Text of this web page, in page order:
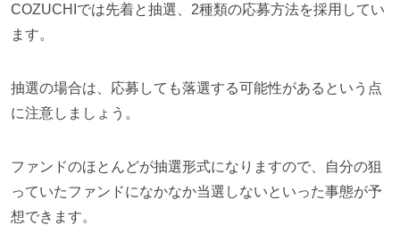
COZUCHIでは先着と抽選、2種類の応募方法を採用してい
ます。
抽選の場合は、応募しても落選する可能性があるという点
に注意しましょう。
ファンドのほとんどが抽選形式になりますので、自分の狙
っていたファンドになかなか当選しないといった事態が予
想できます。